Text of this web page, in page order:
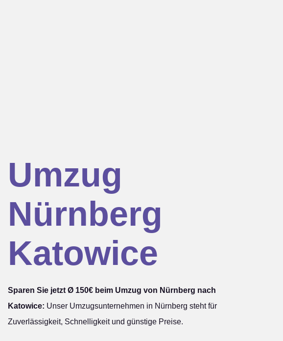
Umzug
Nürnberg
Katowice
Sparen Sie jetzt Ø 150€ beim Umzug von Nürnberg nach
Katowice: Unser Umzugsunternehmen in Nürnberg steht für
Zuverlässigkeit, Schnelligkeit und günstige Preise.